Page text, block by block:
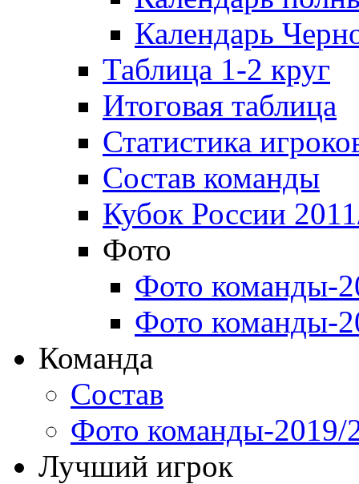
Календарь
Таблица 1-2 круг
Итоговая таблица
Статистика
Состав команды
Кубок России
Фото
Фото команды-
Фото команды-
Команда
Состав
Фото команды-2019/
Лучший игрок